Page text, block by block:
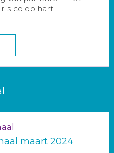
op hart-...
maart 2024